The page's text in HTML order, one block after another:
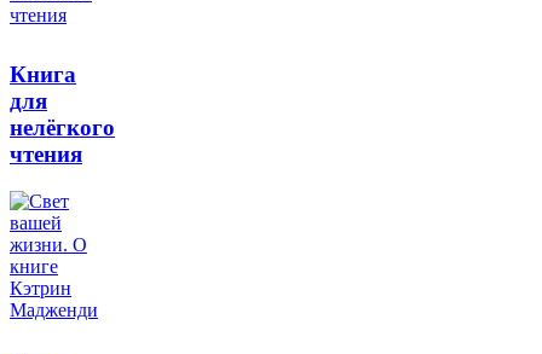
Книга
для
нелёгкого
чтения